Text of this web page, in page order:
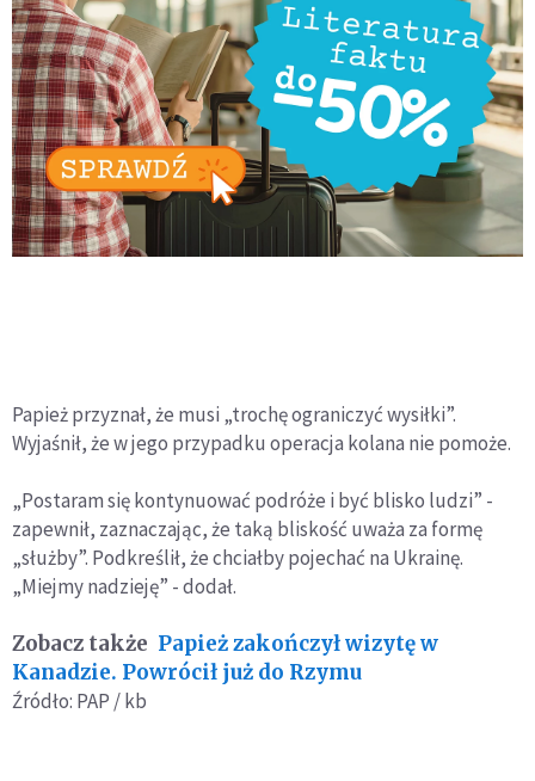
Papież przyznał, że musi „trochę ograniczyć wysiłki”.
Wyjaśnił, że w jego przypadku operacja kolana nie pomoże.
„Postaram się kontynuować podróże i być blisko ludzi” -
zapewnił, zaznaczając, że taką bliskość uważa za formę
„służby”. Podkreślił, że chciałby pojechać na Ukrainę.
„Miejmy nadzieję” - dodał.
Zobacz także Papież zakończył wizytę w
Kanadzie. Powrócił już do Rzymu
Źródło: PAP / kb